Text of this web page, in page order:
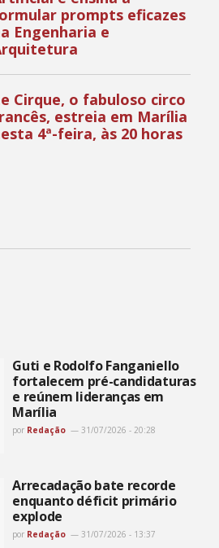
prompts eficazes
Engenharia e
Cirque, o fabuloso circo
estreia em Marília
4ª-feira, às 20 horas
Guti e Rodolfo Fanganiello
fortalecem pré-candidaturas
e reúnem lideranças em
Marília
por Redação 31/07/2026 - 20:28
Arrecadação bate recorde
enquanto déficit primário
explode
por Redação 31/07/2026 - 13:37